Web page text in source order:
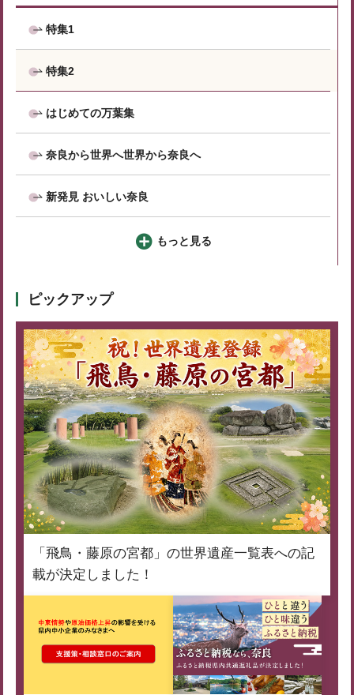
特集1
特集2
はじめての万葉集
奈良から世界へ世界から奈良へ
新発見 おいしい奈良
もっと見る
ピックアップ
「飛鳥・藤原の宮都」の世界遺産一覧表への記
載が決定しました！